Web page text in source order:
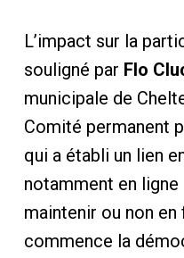
L’impact sur la
souligné par Flo
municipale de
Comité permanent
qui a établi un lien
notamment en
maintenir ou non en
commence la